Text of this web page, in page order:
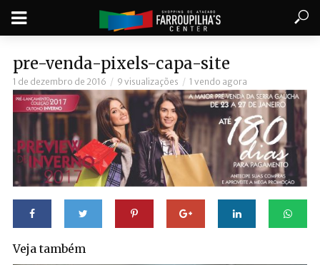
pre-venda-pixels-capa-site
1 de dezembro de 2016 9 visualizações 1 vendo agora
Veja também